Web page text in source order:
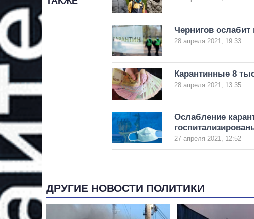
Чернигов ослабит
28 апреля 2021, 19:33
Карантинные 8
28 апреля 2021, 13:35
Ослабление
27 апреля 2021, 12:52
ДРУГИЕ НОВОСТИ ПОЛИТИКИ